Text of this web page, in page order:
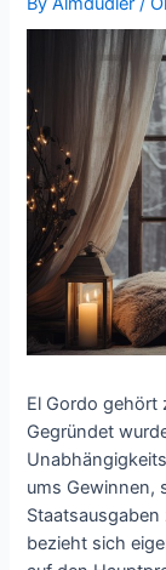
El Gordo gehört
Gegründet
ums Gewinnen,
Staatsausgaben
bezieht sich